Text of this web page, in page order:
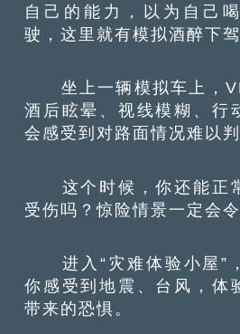
自己的能力，以为自己
驶，这里就有模拟酒醉下驾
坐上一辆模拟车上，
酒后眩晕、视线模糊、行
会感受到对路面情况难以判
这个时候，你还能正
受伤吗？惊险情景一定会
进入“灾难体验小屋”
你感受到地震、台风，体
带来的恐惧。